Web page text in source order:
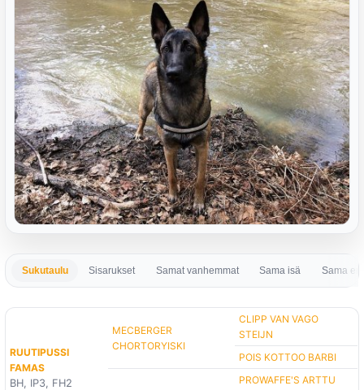
Sukutaulu Sisarukset Samat vanhemmat Sama isä Sama
RUUTIPUSSI
FAMAS
BH, IP3, FH2
MECBERGER
CHORTORYISKI
CLIPP VAN VAGO
STEIJN
POIS KOTTOO BARBI
PROWAFFE'S ARTTU